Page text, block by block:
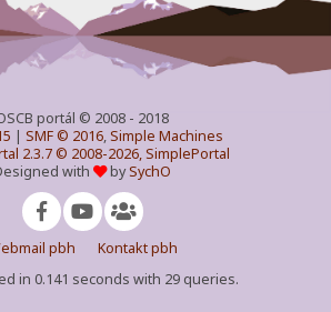
portál © 2008 - 2018
| SMF © 2016, Simple Machines
2.3.7 © 2008-2026, SimplePortal
with
bySychO
pbh
Kontakt pbh
in 0.141 seconds with 29 queries.